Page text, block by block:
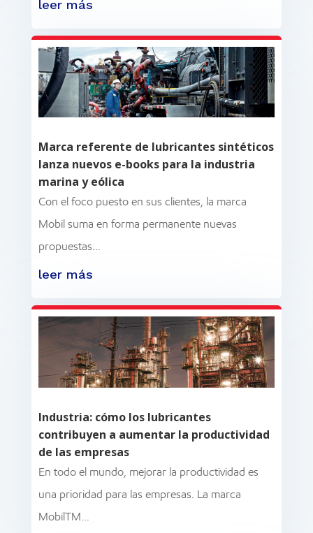
leer más
Marca referente de lubricantes sintéticos
lanza nuevos e-books para la industria
marina y eólica
Con el foco puesto en sus clientes, la marca
Mobil suma en forma permanente nuevas
propuestas...
leer más
Industria: cómo los lubricantes
contribuyen a aumentar la productividad
de las empresas
En todo el mundo, mejorar la productividad es
una prioridad para las empresas. La marca
MobilTM...